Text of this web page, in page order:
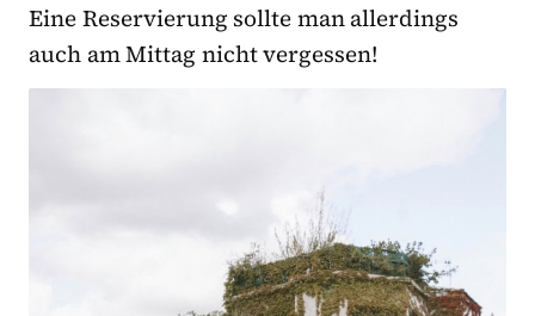
Eine Reservierung sollte man allerdings
auch am Mittag nicht vergessen!